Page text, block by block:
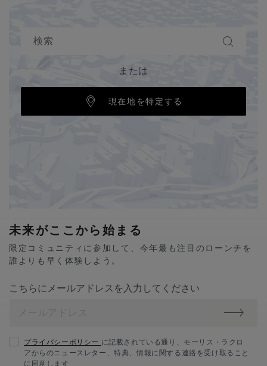
または
現在地を特定する
未来がここから始まる
限定コミュニティに参加して、今年最も注目のローンチを
誰よりも早く体験しよう。
こちらにメールアドレスを入力してください
プライバシーポリシー に記載されている通り、モーリス・ラクロ
アからのニュースレター、特典、情報に関する連絡を受け取ること
に同意します